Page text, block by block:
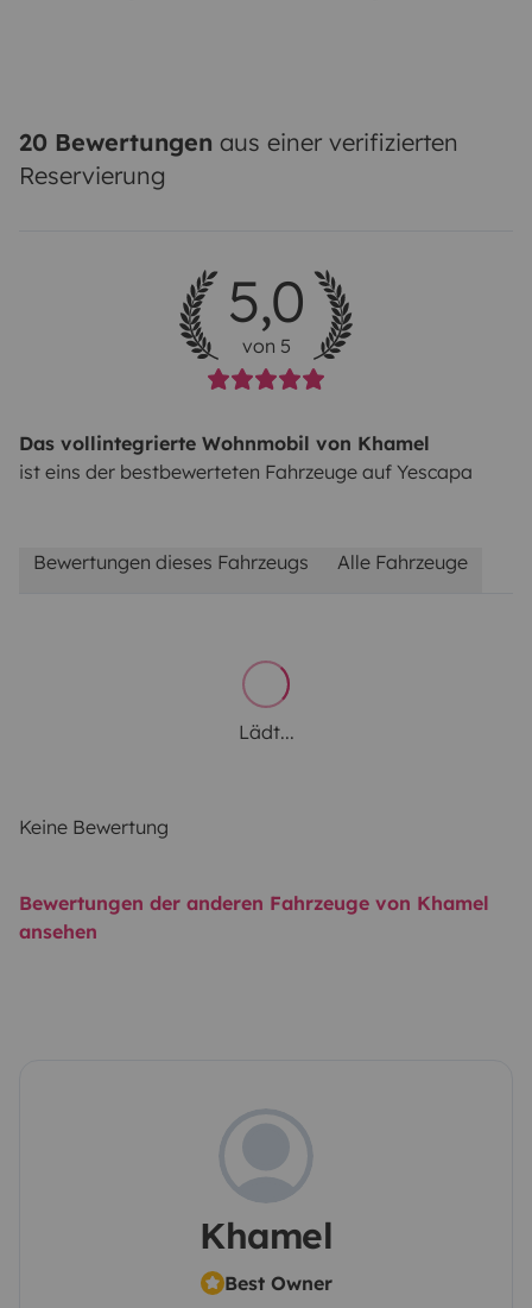
20 Bewertungen aus einer verifizierten
Reservierung
5,0
von 5
Das vollintegrierte Wohnmobil von Khamel
ist eins der bestbewerteten Fahrzeuge auf Yescapa
Bewertungen dieses Fahrzeugs Alle Fahrzeuge
Lädt...
Keine Bewertung
Bewertungen der anderen Fahrzeuge von Khamel
ansehen
Khamel
Best Owner